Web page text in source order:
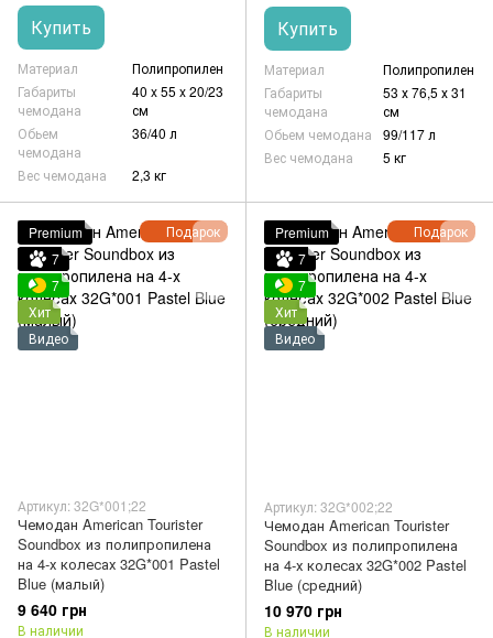
Купить
Материал
Полипропилен
Габариты
чемодана
40 x 55 x 20/23
см
Обьем
чемодана
36/40 л
Вес чемодана 2,3 кг
Купить
Материал
Полипропилен
Габариты
чемодана
53 х 76,5 х 31
см
Обьем чемодана
99/117 л
Вес чемодана
5 кг
Подарок
Premium
7
7
Хит
Видео
Артикул: 32G*001;22
Чемодан American Tourister
Soundbox из полипропилена
на 4-х колесах 32G*001 Pastel
Blue (малый)
9 640 грн
В наличии
Подарок
Premium
7
7
Хит
Видео
Артикул: 32G*002;22
Чемодан American Tourister
Soundbox из полипропилена
на 4-х колесах 32G*002 Pastel
Blue (средний)
10 970 грн
В наличии